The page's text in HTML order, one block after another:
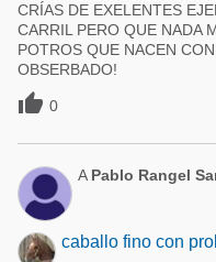
CRÍAS DE EXELENTES
CARRIL PERO QUE NADA
POTROS QUE NACEN
OBSERBADO!
 0
A Pablo Rangel
caballo fino con